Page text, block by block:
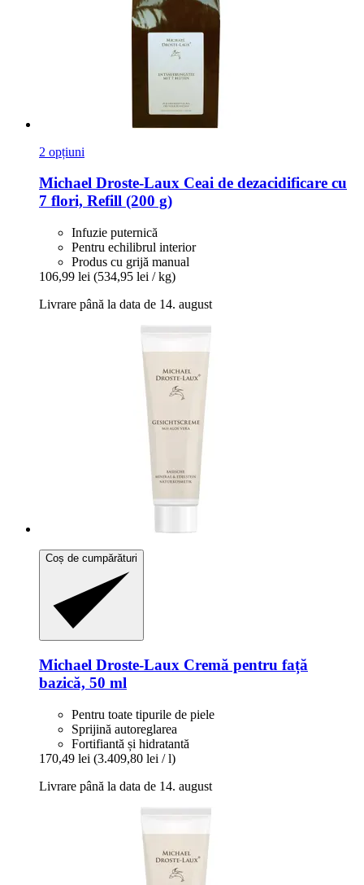
2 opțiuni
Michael Droste-Laux Ceai de dezacidificare cu
7 flori, Refill (200 g)
Infuzie puternică
Pentru echilibrul interior
Produs cu grijă manual
106,99 lei (534,95 lei / kg)
Livrare până la data de 14. august
Coș de cumpărături
Michael Droste-Laux Cremă pentru față
bazică, 50 ml
Pentru toate tipurile de piele
Sprijină autoreglarea
Fortifiantă și hidratantă
170,49 lei (3.409,80 lei / l)
Livrare până la data de 14. august